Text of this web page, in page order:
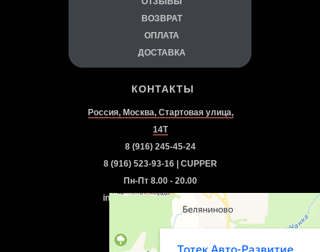
ВОЗВРАТ
ОПЛАТА
ДОСТАВКА
КОНТАКТЫ
Россия, Москва, Стартовая улица,
14Т
8 (916) 245-45-24
8 (916) 523-93-16 | CUPPER
Пн-Пт 8.00 - 20.00
info.autorazvitie@gmail.com
Посмотреть на карте